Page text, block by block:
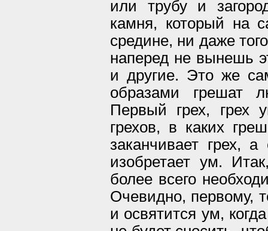
или трубу и
камня, который на
средине, ни даже
наперед не вынешь
и другие. Это же
образами грешат
Первый грех, грех
грехов, в каких
заканчивает грех,
изобретает ум.
более всего
Очевидно, первому,
и освятится ум,